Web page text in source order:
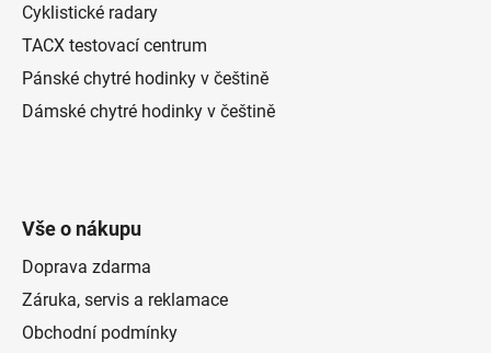
Cyklistické radary
TACX testovací centrum
Pánské chytré hodinky v češtině
Dámské chytré hodinky v češtině
Vše o nákupu
Doprava zdarma
Záruka, servis a reklamace
Obchodní podmínky